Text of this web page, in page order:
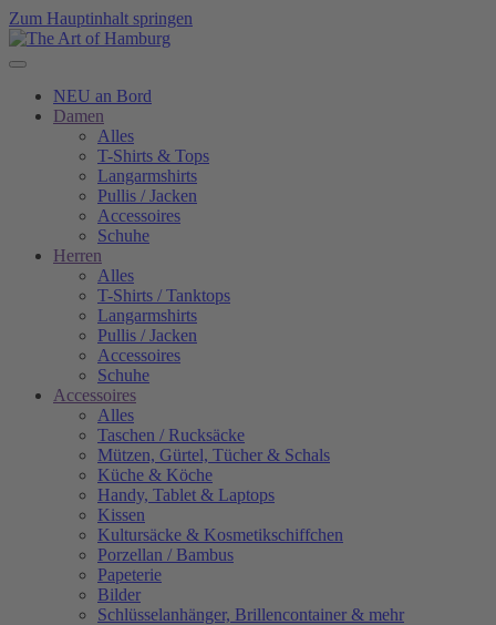
Zum Hauptinhalt springen
NEU an Bord
Damen
Alles
T-Shirts & Tops
Langarmshirts
Pullis / Jacken
Accessoires
Schuhe
Herren
Alles
T-Shirts / Tanktops
Langarmshirts
Pullis / Jacken
Accessoires
Schuhe
Accessoires
Alles
Taschen / Rucksäcke
Mützen, Gürtel, Tücher & Schals
Küche & Köche
Handy, Tablet & Laptops
Kissen
Kultursäcke & Kosmetikschiffchen
Porzellan / Bambus
Papeterie
Bilder
Schlüsselanhänger, Brillencontainer & mehr